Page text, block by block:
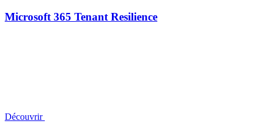
Microsoft 365 Tenant Resilience
Découvrir